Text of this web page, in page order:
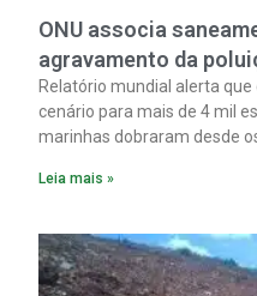
ONU associa
agravamento da
Relatório mundial alerta
cenário para mais de 4 mil
marinhas dobraram desde
Leia mais »